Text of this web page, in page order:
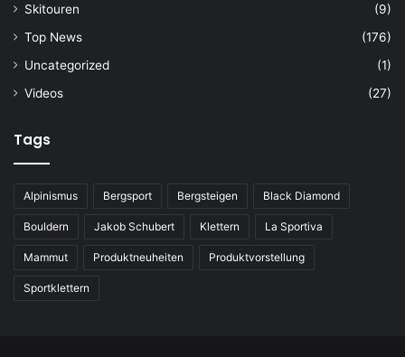
Skitouren
(9)
Top News
(176)
Uncategorized
(1)
Videos
(27)
Tags
Alpinismus Bergsport Bergsteigen Black Diamond
Bouldern Jakob Schubert Klettern La Sportiva
Mammut Produktneuheiten Produktvorstellung
Sportklettern